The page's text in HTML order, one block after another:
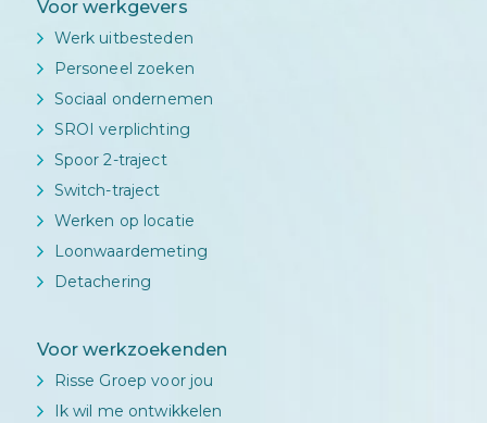
Voor werkgevers
Werk uitbesteden
Personeel zoeken
Sociaal ondernemen
SROI verplichting
Spoor 2-traject
Switch-traject
Werken op locatie
Loonwaardemeting
Detachering
Voor werkzoekenden
Risse Groep voor jou
Ik wil me ontwikkelen